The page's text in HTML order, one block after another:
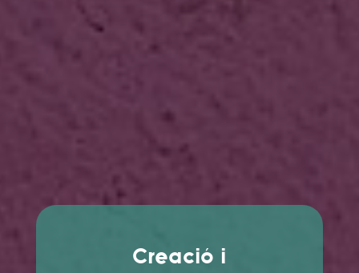
Creació i